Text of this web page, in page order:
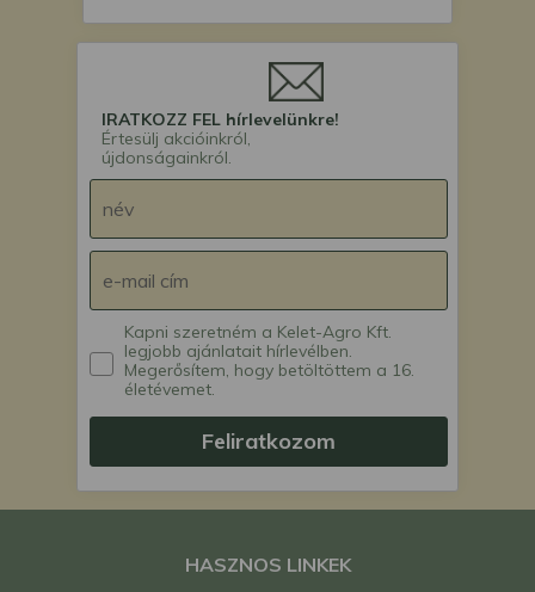
Hinomoto E264 japán
Hinomoto E28 japán
kistraktor
Hinomoto E322 japán
Hinomoto E324 japán
Hinomoto E392 japán
kistraktor
Hinomoto E402 japán
kistraktor
kistraktor
Hinomoto N209
japán kistraktor
japán kistraktor
IRATKOZZ FEL hírlevelünkre!
Értesülj akcióinkról,
újdonságainkról.
Kapni szeretném a Kelet-Agro Kft.
legjobb ajánlatait hírlevélben.
Megerősítem, hogy betöltöttem a 16.
életévemet.
Feliratkozom
HASZNOS LINKEK